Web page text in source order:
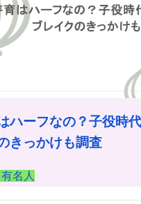
ハーフなの？子役時
きっかけも調査
名人